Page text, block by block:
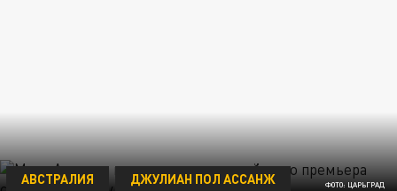
ФОТО: ЦАРЬГРАД
АВСТРАЛИЯ
ДЖУЛИАН ПОЛ АССАНЖ